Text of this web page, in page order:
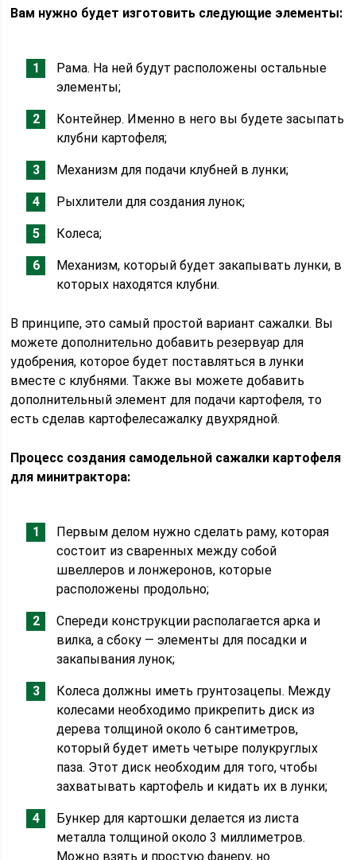
Вам нужно будет изготовить следующие элементы:
Рама. На ней будут расположены остальные
элементы;
Контейнер. Именно в него вы будете засыпать
клубни картофеля;
Механизм для подачи клубней в лунки;
Рыхлители для создания лунок;
Колеса;
Механизм, который будет закапывать лунки, в
которых находятся клубни.
В принципе, это самый простой вариант сажалки. Вы
можете дополнительно добавить резервуар для
удобрения, которое будет поставляться в лунки
вместе с клубнями. Также вы можете добавить
дополнительный элемент для подачи картофеля, то
есть сделав картофелесажалку двухрядной.
Процесс создания самодельной сажалки картофеля
для минитрактора:
Первым делом нужно сделать раму, которая
состоит из сваренных между собой
швеллеров и лонжеронов, которые
расположены продольно;
Спереди конструкции располагается арка и
вилка, а сбоку — элементы для посадки и
закапывания лунок;
Колеса должны иметь грунтозацепы. Между
колесами необходимо прикрепить диск из
дерева толщиной около 6 сантиметров,
который будет иметь четыре полукруглых
паза. Этот диск необходим для того, чтобы
захватывать картофель и кидать их в лунки;
Бункер для картошки делается из листа
металла толщиной около 3 миллиметров.
Можно взять и простую фанеру, но